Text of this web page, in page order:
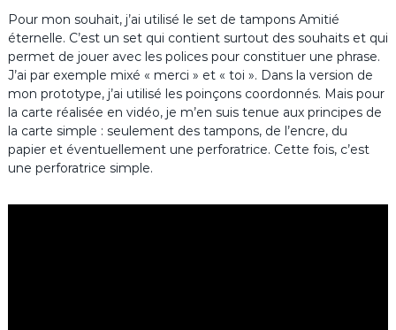
Pour mon souhait, j’ai utilisé le set de tampons Amitié
éternelle. C’est un set qui contient surtout des souhaits et qui
permet de jouer avec les polices pour constituer une phrase.
J’ai par exemple mixé « merci » et « toi ». Dans la version de
mon prototype, j’ai utilisé les poinçons coordonnés. Mais pour
la carte réalisée en vidéo, je m’en suis tenue aux principes de
la carte simple : seulement des tampons, de l’encre, du
papier et éventuellement une perforatrice. Cette fois, c’est
une perforatrice simple.